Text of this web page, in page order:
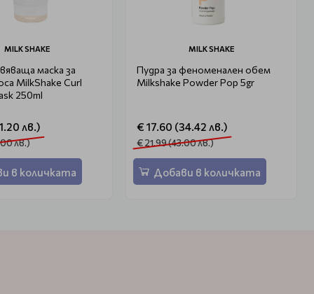
MILK SHAKE
маска за
MilkShake Curl
250ml
лв.)
лв.)
в количката
MILK SHAKE
Пудра за феноменален обем
Milkshake Powder Pop 5gr
€ 17.60 (34.42 лв.)
€ 21.99 (43.00 лв.)
Добави в количката